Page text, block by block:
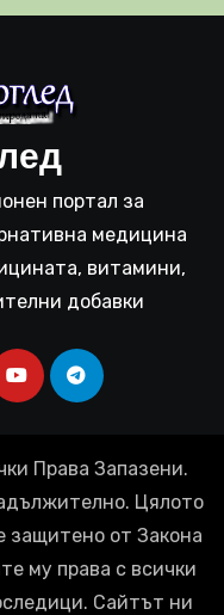
портал за
медицина
витамини,
добавки
Права Запазени.
Цялото
защитено от Закона
му права с всички
Сайтът ни